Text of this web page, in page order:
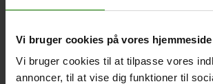
Vi bruger cookies på vores hjemmeside
Vi bruger cookies til at tilpasse vores
annoncer, til at vise dig funktioner til